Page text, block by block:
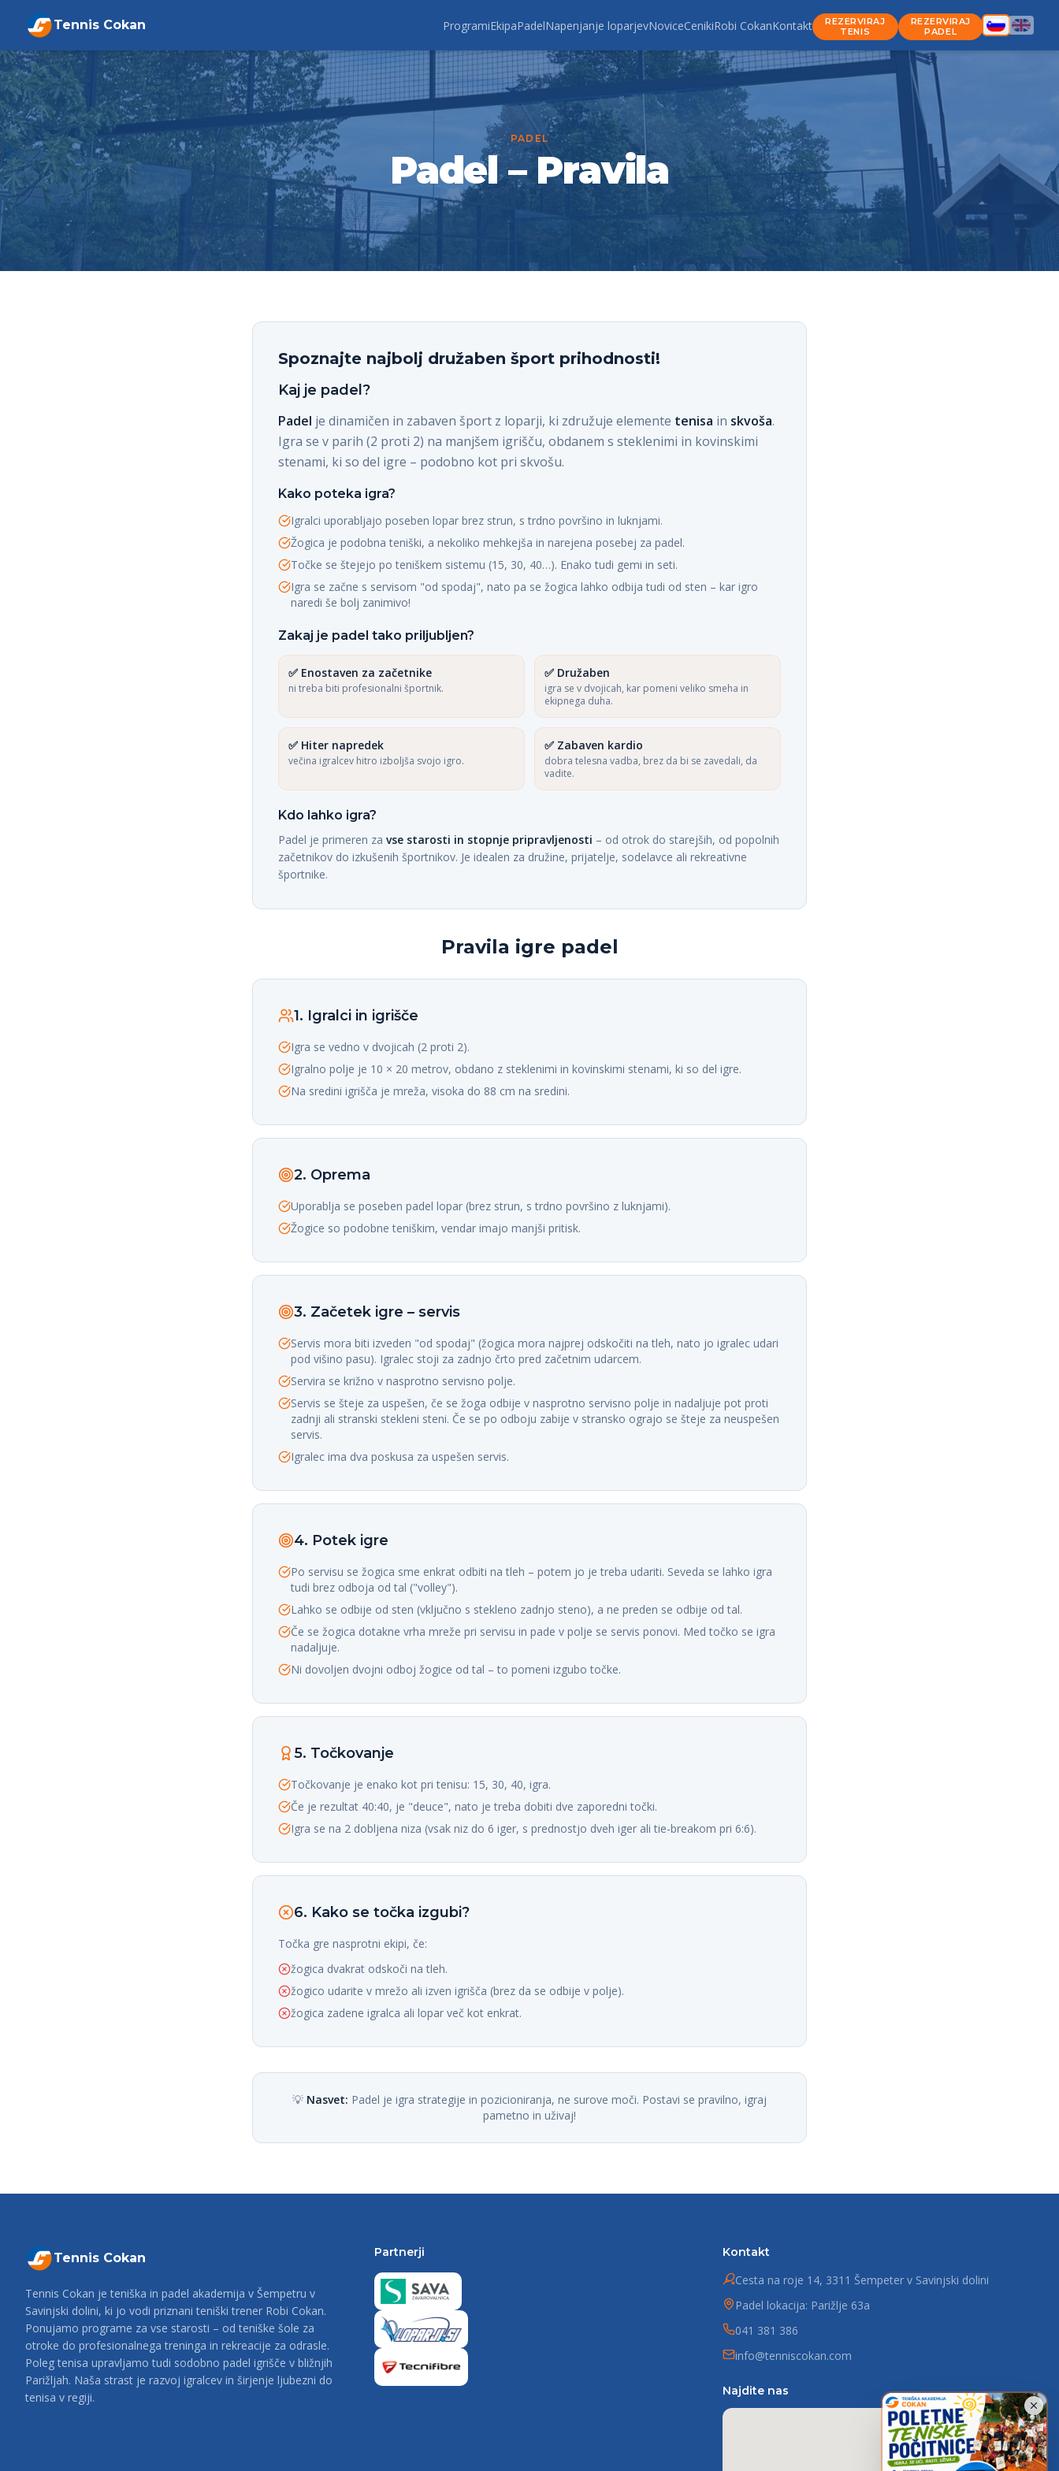
Tennis Cokan ProgramiEkipaPadelNapenjanje loparjevNoviceCenikiRobi CokanKontakt
REZERVIRAJ
TENIS
REZERVIRAJ
PADEL
PADEL
Padel – Pravila
Spoznajte najbolj družaben šport prihodnosti!
Kaj je padel?
Padel je dinamičen in zabaven šport z loparji, ki združuje elemente tenisa in skvoša.
Igra se v parih (2 proti 2) na manjšem igrišču, obdanem s steklenimi in kovinskimi
stenami, ki so del igre – podobno kot pri skvošu.
Kako poteka igra?
Igralci uporabljajo poseben lopar brez strun, s trdno površino in luknjami.
Žogica je podobna teniški, a nekoliko mehkejša in narejena posebej za padel.
Točke se štejejo po teniškem sistemu (15, 30, 40…). Enako tudi gemi in seti.
Igra se začne s servisom "od spodaj", nato pa se žogica lahko odbija tudi od sten – kar igro
naredi še bolj zanimivo!
Zakaj je padel tako priljubljen?
✅ Enostaven za začetnike
ni treba biti profesionalni športnik.
✅ Družaben
igra se v dvojicah, kar pomeni veliko smeha in
ekipnega duha.
✅ Hiter napredek
večina igralcev hitro izboljša svojo igro.
✅ Zabaven kardio
dobra telesna vadba, brez da bi se zavedali, da
vadite.
Kdo lahko igra?
Padel je primeren za vse starosti in stopnje pripravljenosti – od otrok do starejših, od popolnih
začetnikov do izkušenih športnikov. Je idealen za družine, prijatelje, sodelavce ali rekreativne
športnike.
Pravila igre padel
1. Igralci in igrišče
Igra se vedno v dvojicah (2 proti 2).
Igralno polje je 10 × 20 metrov, obdano z steklenimi in kovinskimi stenami, ki so del igre.
Na sredini igrišča je mreža, visoka do 88 cm na sredini.
2. Oprema
Uporablja se poseben padel lopar (brez strun, s trdno površino z luknjami).
Žogice so podobne teniškim, vendar imajo manjši pritisk.
3. Začetek igre – servis
Servis mora biti izveden "od spodaj" (žogica mora najprej odskočiti na tleh, nato jo igralec udari
pod višino pasu). Igralec stoji za zadnjo črto pred začetnim udarcem.
Servira se križno v nasprotno servisno polje.
Servis se šteje za uspešen, če se žoga odbije v nasprotno servisno polje in nadaljuje pot proti
zadnji ali stranski stekleni steni. Če se po odboju zabije v stransko ograjo se šteje za neuspešen
servis.
Igralec ima dva poskusa za uspešen servis.
4. Potek igre
Po servisu se žogica sme enkrat odbiti na tleh – potem jo je treba udariti. Seveda se lahko igra
tudi brez odboja od tal ("volley").
Lahko se odbije od sten (vključno s stekleno zadnjo steno), a ne preden se odbije od tal.
Če se žogica dotakne vrha mreže pri servisu in pade v polje se servis ponovi. Med točko se igra
nadaljuje.
Ni dovoljen dvojni odboj žogice od tal – to pomeni izgubo točke.
5. Točkovanje
Točkovanje je enako kot pri tenisu: 15, 30, 40, igra.
Če je rezultat 40:40, je "deuce", nato je treba dobiti dve zaporedni točki.
Igra se na 2 dobljena niza (vsak niz do 6 iger, s prednostjo dveh iger ali tie-breakom pri 6:6).
6. Kako se točka izgubi?
Točka gre nasprotni ekipi, če:
žogica dvakrat odskoči na tleh.
žogico udarite v mrežo ali izven igrišča (brez da se odbije v polje).
žogica zadene igralca ali lopar več kot enkrat.
💡 Nasvet: Padel je igra strategije in pozicioniranja, ne surove moči. Postavi se pravilno, igraj
pametno in uživaj!
Tennis Cokan
Tennis Cokan je teniška in padel akademija v Šempetru v
Savinjski dolini, ki jo vodi priznani teniški trener Robi Cokan.
Ponujamo programe za vse starosti – od teniške šole za
otroke do profesionalnega treninga in rekreacije za odrasle.
Poleg tenisa upravljamo tudi sodobno padel igrišče v bližnjih
Parižljah. Naša strast je razvoj igralcev in širjenje ljubezni do
tenisa v regiji.
Partnerji Kontakt
Cesta na roje 14, 3311 Šempeter v Savinjski dolini
Padel lokacija: Parižlje 63a
041 381 386
info@tenniscokan.com
Najdite nas